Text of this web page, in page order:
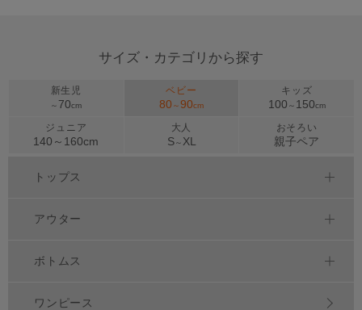
サイズ・カテゴリから探す
新生児
～ 70cm
ベビー
80 ～90cm
キッズ
100 ～ 150cm
ジュニア
140～ 160cm
大人
S～ XL
おそろい
親子ペア
トップス
アウター
ボトムス
ワンピース